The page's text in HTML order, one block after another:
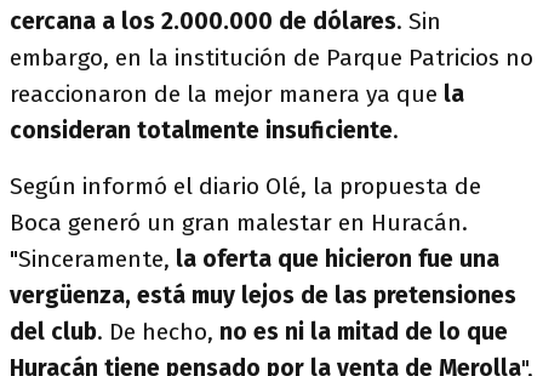
cercana a los 2.000.000 de dólares. Sin
embargo, en la institución de Parque Patricios no
reaccionaron de la mejor manera ya que la
consideran totalmente insuficiente.
Según informó el diario Olé, la propuesta de
Boca generó un gran malestar en Huracán.
"Sinceramente, la oferta que hicieron fue una
vergüenza, está muy lejos de las pretensiones
del club. De hecho, no es ni la mitad de lo que
Huracán tiene pensado por la venta de Merolla",